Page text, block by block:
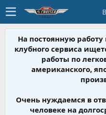
На постоянную
клубного сервиса
работы по
американского,
Очень нуждаемся в
человеке на